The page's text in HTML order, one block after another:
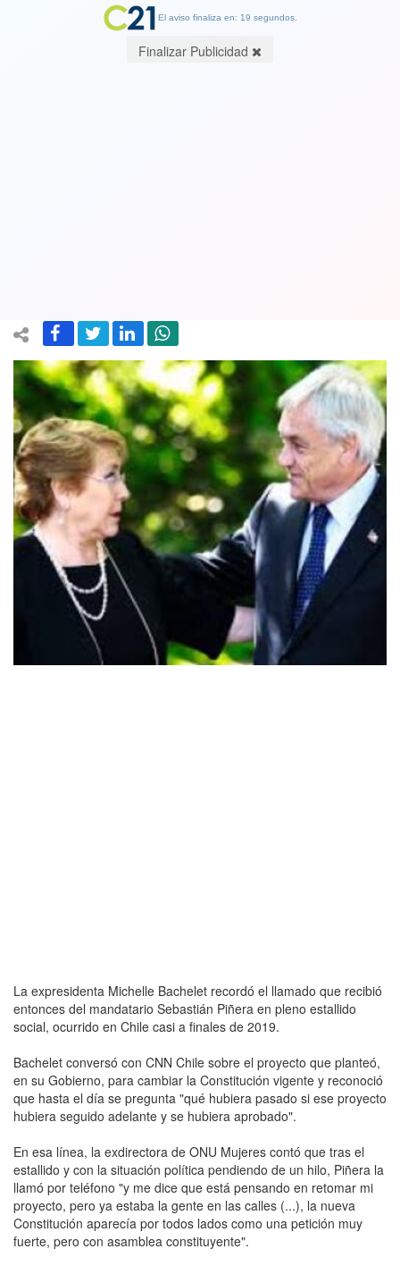
La expresidenta Michelle Bachelet recordó el llamado que recibió
entonces del mandatario Sebastián Piñera en pleno estallido
social, ocurrido en Chile casi a finales de 2019.
Bachelet conversó con CNN Chile sobre el proyecto que planteó,
en su Gobierno, para cambiar la Constitución vigente y reconoció
que hasta el día se pregunta "qué hubiera pasado si ese proyecto
hubiera seguido adelante y se hubiera aprobado".
En esa línea, la exdirectora de ONU Mujeres contó que tras el
estallido y con la situación política pendiendo de un hilo, Piñera la
llamó por teléfono "y me dice que está pensando en retomar mi
proyecto, pero ya estaba la gente en las calles (...), la nueva
Constitución aparecía por todos lados como una petición muy
fuerte, pero con asamblea constituyente".
El aviso finaliza en: 19 segundos.
Finalizar Publicidad